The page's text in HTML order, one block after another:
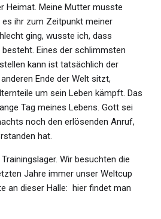
Heimat. Meine Mutter musste
ihr zum Zeitpunkt meiner
ging, wusste ich, dass
Eines der schlimmsten
kann ist tatsächlich der
Ende der Welt sitzt,
um sein Leben kämpft. Das
Tag meines Lebens. Gott sei
noch den erlösenden Anruf,
hat.
Wir besuchten die
Jahre immer unser Weltcup
an dieser Halle: hier findet man